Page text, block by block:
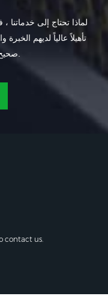
لماذا تحتاج إلى
تأهيلاً عالياً لديهم
صحيح ويعمل بشكل صحيح.
contact us.